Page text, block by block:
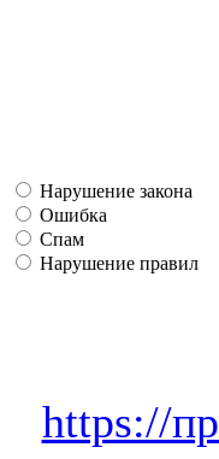
Нарушение закона
Ошибка
Спам
Нарушение правил
https://